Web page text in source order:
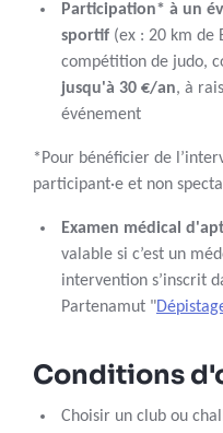
Participation* à un
sportif (ex : 20 km de
compétition de judo,
jusqu'à 30 €/an, à
événement
*Pour bénéficier de
participant·e et non
Examen médical
valable si c’est un
intervention s’inscrit
Partenamut "
Conditions
Choisir un club ou